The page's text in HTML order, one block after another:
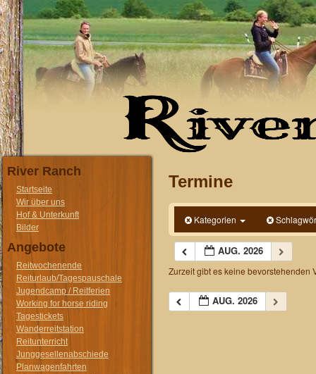
River Ranch
Startseite
Wir über uns
Hof & Unterkunft
Bilder
Angebote
Reitwochenende
Reiturlaub/Tagespauschale
Jugendcamp / Reitferien
Working for horse riding
Tagestickets
Wanderreitstation
Reitunterricht
Junggesellenabschiede
Planwagenfahrten
Termine
Kategorien
AUG. 2026
Zurzeit gibt es keine bevorstehenden
AUG. 2026